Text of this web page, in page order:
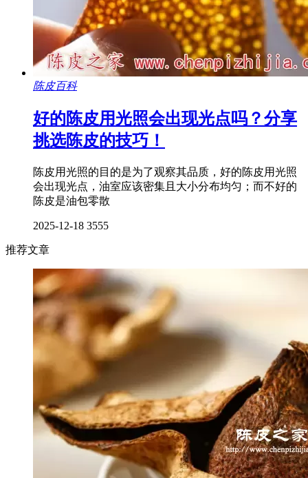
陈皮百科
好的陈皮用光照会出现光点吗？分享
挑选陈皮的技巧！
陈皮用光照的目的是为了观察其品质，好的陈皮用光照
会出现光点，油室应该密集且大小分布均匀；而不好的
陈皮是油包零散
2025-12-18 3555
推荐文章